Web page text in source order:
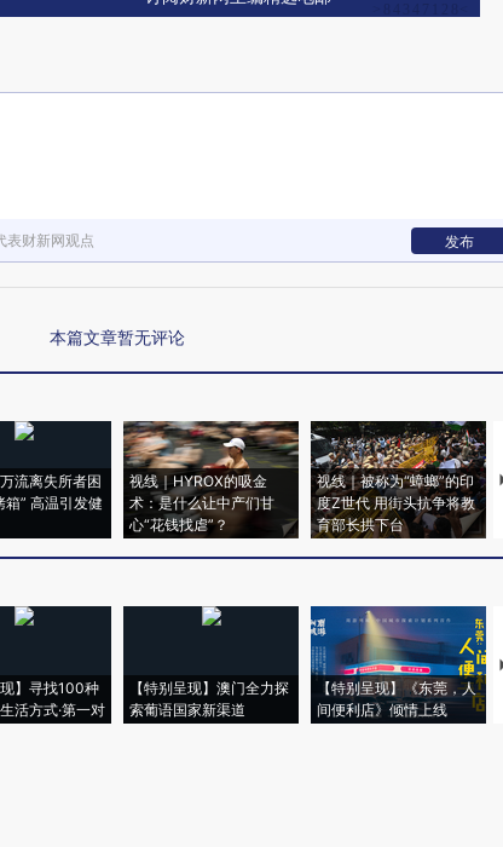
表财新网观点 发布
本篇文章暂无评论
流离失所者困
箱” 高温引发健
视线｜HYROX的吸金
术：是什么让中产们甘
心“花钱找虐”？
视线｜被称为“蟑螂”的印
度Z世代 用街头抗争将教
育部长拱下台
现】寻找100种
活方式·第一对
【特别呈现】澳门全力探
索葡语国家新渠道
【特别呈现】《东莞，人
间便利店》倾情上线